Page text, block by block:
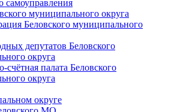
самоуправления
муниципального округа
Беловского муниципального
депутатов Беловского
округа
счётная палата Беловского
округа
округе